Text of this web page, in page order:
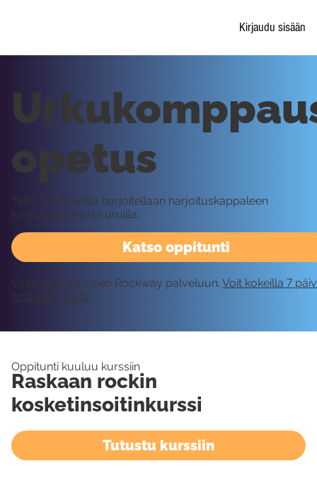
Kirjaudu sisään
Katso oppitunti
opetus
Tällä oppitunnilla harjoitellaan harjoituskappaleen
komppaamisesta uruilla.
Vaatii kirjautumisen Rockway palveluun. Voit kokeilla 7
ilmaiseksi tästä!
Oppitunti kuuluu kurssiin
Raskaan rockin
kosketinsoitinkurssi
Tutustu kurssiin